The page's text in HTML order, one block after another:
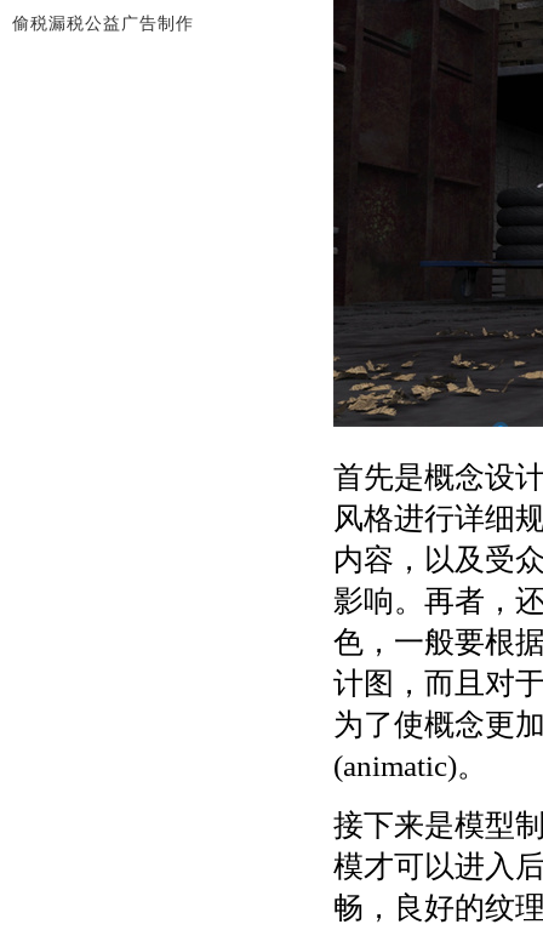
首先是概念设
风格进行详细
内容，以及受
影响。再者，
色，一般要根
计图，而且对
为了使概念更
(animatic)。
接下来是模型
模才可以进入
畅，良好的纹
偷税漏税公益广告制作